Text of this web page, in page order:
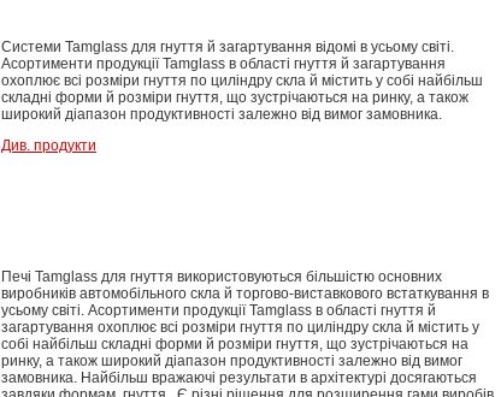
Системи Tamglass для гнуття й загартування відомі в усьому світі.
Асортименти продукції Tamglass в області гнуття й загартування
охоплює всі розміри гнуття по циліндру скла й містить у собі найбільш
складні форми й розміри гнуття, що зустрічаються на ринку, а також
широкий діапазон продуктивності залежно від вимог замовника.
Див. продукти
Печі Tamglass для гнуття використовуються більшістю основних
виробників автомобільного скла й торгово-виставкового встаткування в
усьому світі. Асортименти продукції Tamglass в області гнуття й
загартування охоплює всі розміри гнуття по циліндру скла й містить у
собі найбільш складні форми й розміри гнуття, що зустрічаються на
ринку, а також широкий діапазон продуктивності залежно від вимог
замовника. Найбільш вражаючі результати в архітектурі досягаються